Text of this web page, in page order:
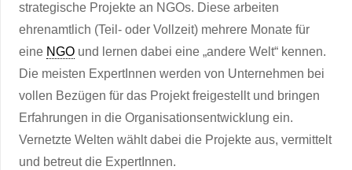
strategische Projekte an NGOs. Diese arbeiten
ehrenamtlich (Teil- oder Vollzeit) mehrere Monate für
eine NGO und lernen dabei eine „andere Welt“ kennen.
Die meisten ExpertInnen werden von Unternehmen bei
vollen Bezügen für das Projekt freigestellt und bringen
Erfahrungen in die Organisationsentwicklung ein.
Vernetzte Welten wählt dabei die Projekte aus, vermittelt
und betreut die ExpertInnen.